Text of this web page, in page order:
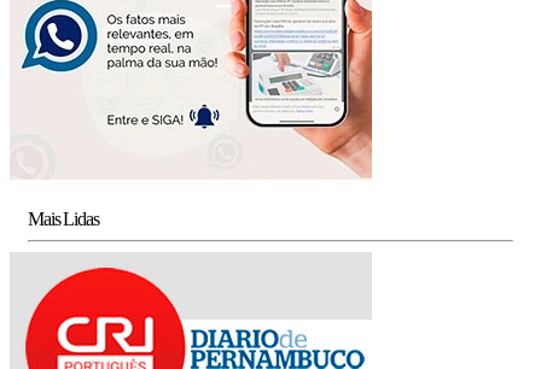
Mais Lidas